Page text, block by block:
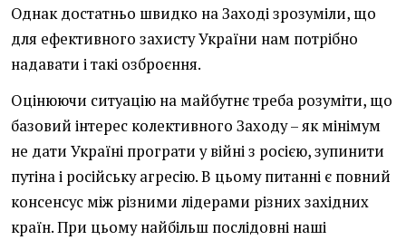
Однак достатньо швидко на Заході зрозуміли, що
для ефективного захисту України нам потрібно
надавати і такі озброєння.
Оцінюючи ситуацію на майбутнє треба розуміти, що
базовий інтерес колективного Заходу – як мінімум
не дати Україні програти у війні з росією, зупинити
путіна і російську агресію. В цьому питанні є повний
консенсус між різними лідерами різних західних
країн. При цьому найбільш послідовні наші